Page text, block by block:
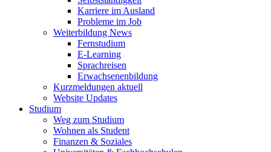
Karriere im Ausland
Probleme im Job
Weiterbildung News
Fernstudium
E-Learning
Sprachreisen
Erwachsenenbildung
Kurzmeldungen aktuell
Website Updates
Studium
Weg zum Studium
Wohnen als Student
Finanzen & Soziales